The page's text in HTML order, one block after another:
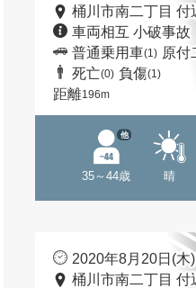
桶川市南二丁目 付
車両相互 小破事故
普通乗用車(1) 原付
死亡(0) 負傷(1)
距離196m
35～44歳
他
晴
2020年8月20日(木
桶川市南二丁目 付